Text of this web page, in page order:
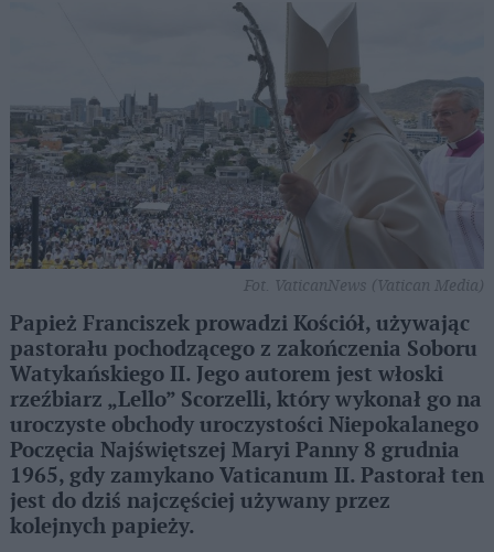
Fot. VaticanNews (Vatican Media)
Papież Franciszek prowadzi Kościół, używając
pastorału pochodzącego z zakończenia Soboru
Watykańskiego II. Jego autorem jest włoski
rzeźbiarz „Lello” Scorzelli, który wykonał go na
uroczyste obchody uroczystości Niepokalanego
Poczęcia Najświętszej Maryi Panny 8 grudnia
1965, gdy zamykano Vaticanum II. Pastorał ten
jest do dziś najczęściej używany przez
kolejnych papieży.